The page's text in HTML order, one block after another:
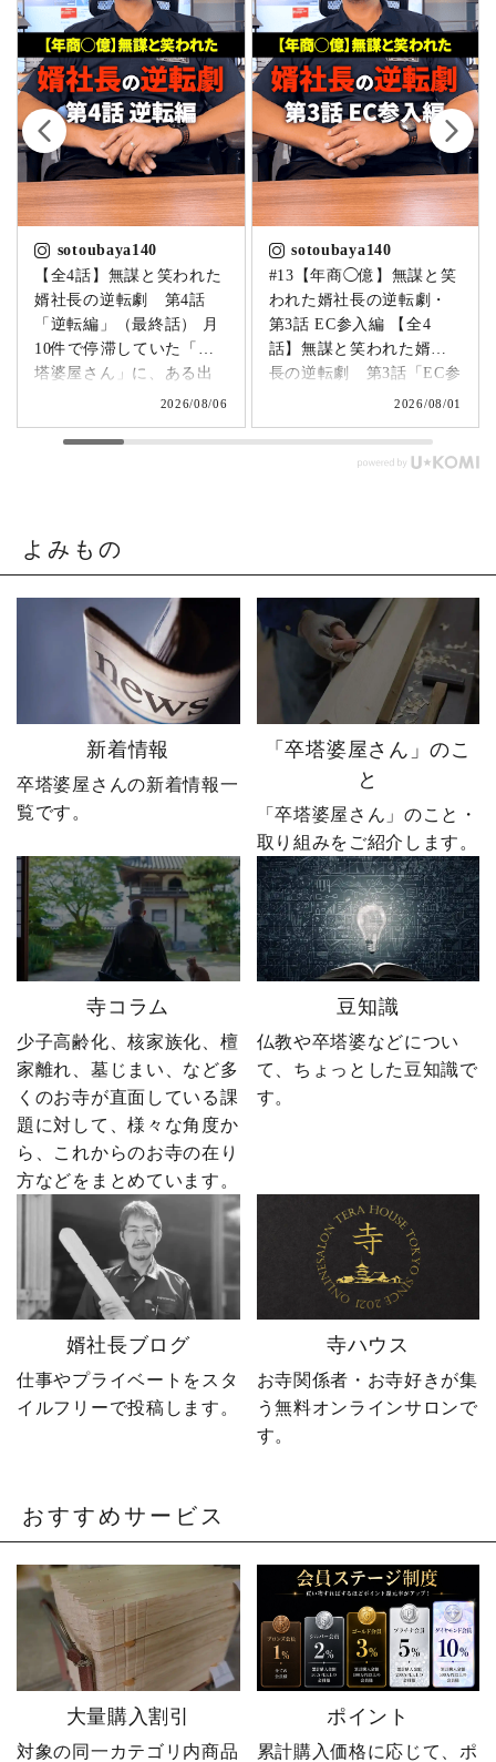
sotoubaya140
【全4話】無謀と笑われた
婿社長の逆転劇 第4話
「逆転編」（最終話） 月
10件で停滞していた「卒
塔婆屋さん」に、ある出
来事が起こります。▶
まじゃまずい。」 そう痛
発動します。 来る日も来
も予想しなかった結果で
した。 無謀だと笑われた
婿社長の逆転劇、ついに
完結です。 あなたなら、
人生で一番大きな挑戦は
何ですか？ぜひコメント
で教えてください！ 「い
いね」「保存」「フォロ
ー」も励みになります。
ーーーーーー 創業明治15
年｜卒塔婆専門メーカー
東京・日の出町を拠点
に、全国6,000以上のお寺
とお取引する、 お寺のこ
とを知り尽くした“卒塔婆
屋”です。 卒塔婆に関する
疑問をわかりやすく解説
しながら、 住職・寺院向
けの有益な情報や やじ社
長の日常まで発信中！▶
@sotoubaya140 ご相談は
DM・公式LINEからお気
軽にどうぞ📩 #やじ社長 #
卒塔婆 #卒塔婆屋さん #日
の出町 婿社長
2026/08/06
sotoubaya140
#13【年商◯億】無謀と笑
われた婿社長の逆転劇・
第3話 EC参入編 【全4
話】無謀と笑われた婿社
長の逆転劇 第3話「EC参
たやじ社長が下した決断
とは。▶ @sotoubaya140
いたそうです。 それで
も、ダメ元で始めた初め
てのネットショップ運
たサイトに待っていたの
は、想像以上の結果でし
た。 そして、その後やじ
社長の運命を大きく変え
る出来事が起こります。
続きは第4話「逆転編」。
ぜひ最後までご覧いただ
き、感想をコメントで教
えてください！ 「いい
ね」「保存」「フォロ
ー」も励みになります。
ーーーーーーーーーーー
ーーーーーー 創業明治15
年｜卒塔婆専門メーカー
東京・日の出町を拠点
に、全国6,000以上のお寺
とお取引する、 お寺のこ
しながら、 住職・寺院向
けの有益な情報や やじ社
長の日常まで発信中！▶
@sotoubaya140 ご相談は
DM・公式LINEからお気
軽にどうぞ📩 #やじ社長 #
卒塔婆 #卒塔婆屋さん #日
の出町 婿社長
2026/08/01
よみもの
新着情報
卒塔婆屋さんの新着情報一
覧です。
「卒塔婆屋さん」のこ
と
「卒塔婆屋さん」のこと・
取り組みをご紹介します。
寺コラム
少子高齢化、核家族化、檀
家離れ、墓じまい、など多
くのお寺が直面している課
題に対して、様々な角度か
ら、これからのお寺の在り
方などをまとめています。
豆知識
仏教や卒塔婆などについ
て、ちょっとした豆知識で
す。
婿社長ブログ
仕事やプライベートをスタ
イルフリーで投稿します。
寺ハウス
お寺関係者・お寺好きが集
う無料オンラインサロンで
す。
おすすめサービス
大量購入割引
対象の同一カテゴリ内商品
ポイント
累計購入価格に応じて、ポ